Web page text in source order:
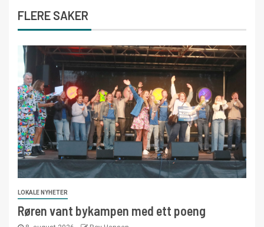
FLERE SAKER
LOKALE NYHETER
Røren vant bykampen med ett poeng